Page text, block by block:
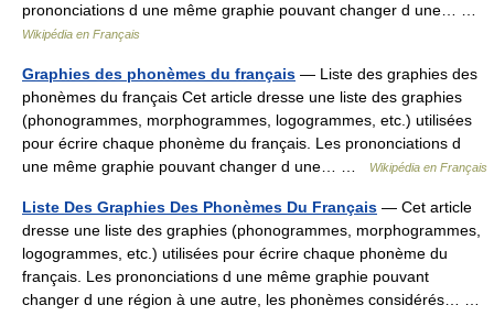
prononciations d une même graphie pouvant changer d une… …
Wikipédia en Français
Graphies des phonèmes du français — Liste des graphies des
phonèmes du français Cet article dresse une liste des graphies
(phonogrammes, morphogrammes, logogrammes, etc.) utilisées
pour écrire chaque phonème du français. Les prononciations d
une même graphie pouvant changer d une… …
Wikipédia en Français
Liste Des Graphies Des Phonèmes Du Français — Cet article
dresse une liste des graphies (phonogrammes, morphogrammes,
logogrammes, etc.) utilisées pour écrire chaque phonème du
français. Les prononciations d une même graphie pouvant
changer d une région à une autre, les phonèmes considérés… …